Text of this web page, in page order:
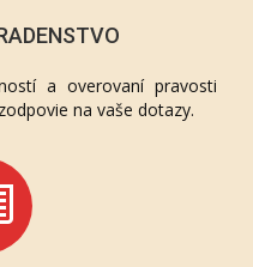
a overovaní pravosti
na vaše dotazy.